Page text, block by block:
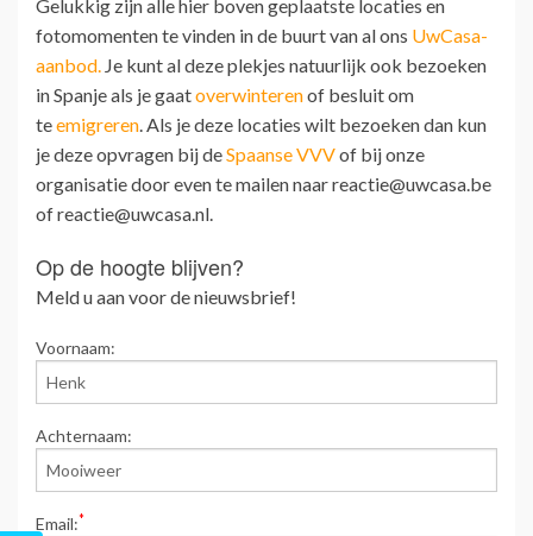
Gelukkig zijn alle hier boven geplaatste locaties en
fotomomenten te vinden in de buurt van al ons UwCasa-
aanbod. Je kunt al deze plekjes natuurlijk ook bezoeken
in Spanje als je gaatoverwinterenof besluit om
teemigreren. Als je deze locaties wilt bezoeken dan kun
je deze opvragen bij deSpaanse VVVof bij onze
organisatie door even te mailen naar reactie@uwcasa.be
of reactie@uwcasa.nl.
Op de hoogte blijven?
Meld u aan voor de nieuwsbrief!
Voornaam:
Achternaam:
Email:*